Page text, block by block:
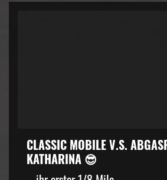
CLASSIC MOBILE V.S.
KATHARINA 😎